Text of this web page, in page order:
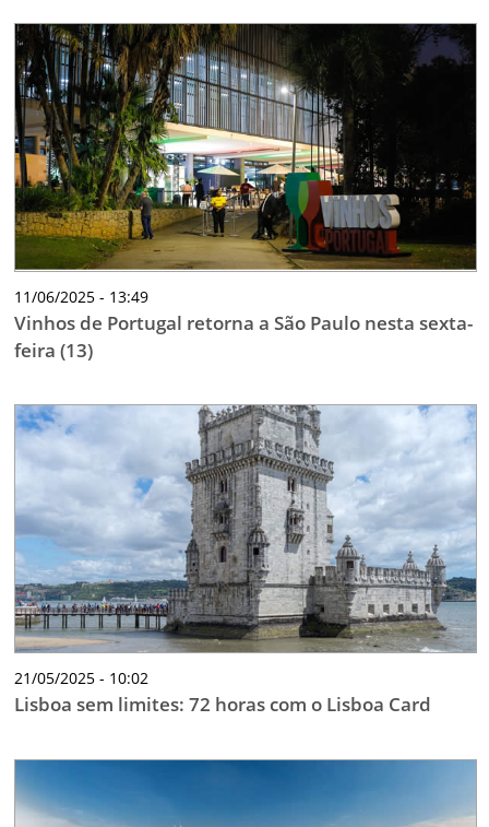
11/06/2025 - 13:49
Vinhos de Portugal retorna a São Paulo nesta sexta-
feira (13)
21/05/2025 - 10:02
Lisboa sem limites: 72 horas com o Lisboa Card